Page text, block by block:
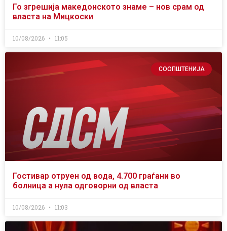
Го згрешија македонското знаме – нов срам од
власта на Мицкоски
10/08/2026 11:05
СООПШТЕНИЈА
Гостивар отруен од вода, 4.700 граѓани во
болница а нула одговорни од власта
10/08/2026 11:03